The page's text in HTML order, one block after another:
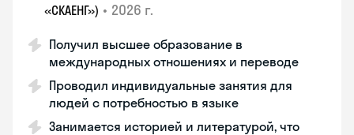
«СКАЕНГ») • 2026 г.
Получил высшее образование в
международных отношениях и переводе
Проводил индивидуальные занятия для
людей с потребностью в языке
Занимается историей и литературой, что